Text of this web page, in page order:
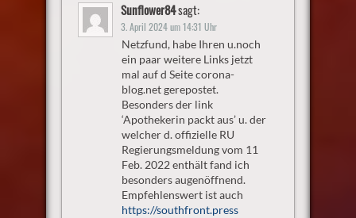
Sunflower84sagt:
3. April 2024 um 14:31 Uhr
Netzfund, habe Ihren u.noch
ein paar weitere Links jetzt
mal auf d Seite corona-
blog.net gerepostet.
Besonders der link
‘Apothekerin packt aus’ u. der
welcher d. offizielle RU
Regierungsmeldung vom 11
Feb. 2022 enthält fand ich
besonders augenöffnend.
Empfehlenswert ist auch
https://southfront.press